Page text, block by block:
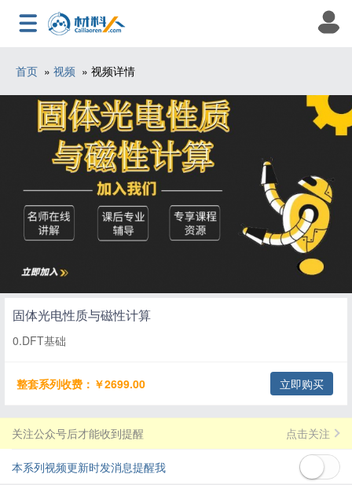
首页 » 视频 » 视频详情
固体光电性质与磁性计算
0.DFT基础
整套系列收费：￥2699.00 立即购买
关注公众号后才能收到提醒 点击关注
本系列视频更新时发消息提醒我